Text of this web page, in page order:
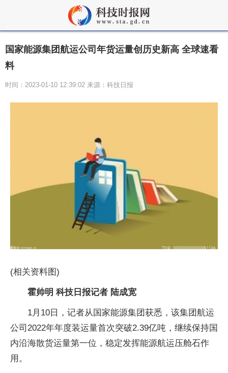
国家能源集团航运公司年货运量创历史新高 全球速看
料
时间：2023-01-10 12:39:02 来源：科技日报
(相关资料图)
霍帅明 科技日报记者 陆成宽
1月10日，记者从国家能源集团获悉，该集团航运
公司2022年年度装运量首次突破2.39亿吨，继续保持国
内沿海散货运量第一位，稳定发挥能源航运压舱石作
用。